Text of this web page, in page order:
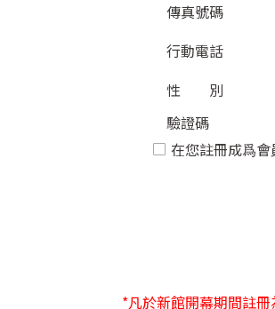
傳真號碼
行動電話
性 別
驗證碼
在您註冊成爲
*凡於新館開幕期間註冊